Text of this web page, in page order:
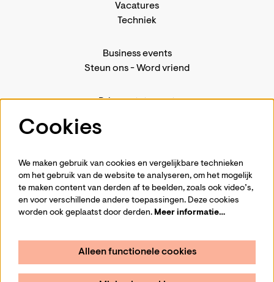
Vacatures
Techniek
Business events
Steun ons-Word vriend
Privacystatement
Volg ons
Cookies
We maken gebruik van cookies en vergelijkbare technieken
om het gebruik van de website te analyseren, om het mogelijk
te maken content van derden af te beelden, zoals ook video’s,
en voor verschillende andere toepassingen. Deze cookies
worden ook geplaatst door derden. Meer informatie…
Alleen functionele cookies